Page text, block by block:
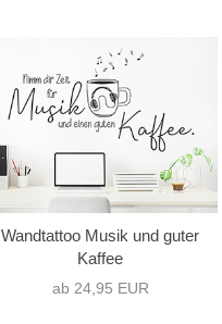
Wandtattoo Musik und guter
Kaffee
ab 24,95 EUR